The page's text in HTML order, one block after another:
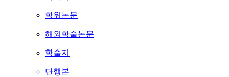
학위논문
해외학술논문
학술지
단행본